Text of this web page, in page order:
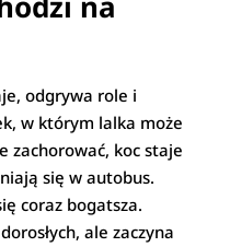
odgrywa role i
w którym lalka może
zachorować, koc staje
się w autobus.
coraz bogatsza.
ale zaczyna